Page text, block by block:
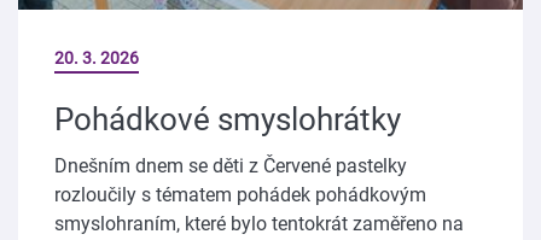
20. 3. 2026
Pohádkové smyslohrátky
Dnešním dnem se děti z Červené pastelky
rozloučily s tématem pohádek pohádkovým
smyslohraním, které bylo tentokrát zaměřeno na